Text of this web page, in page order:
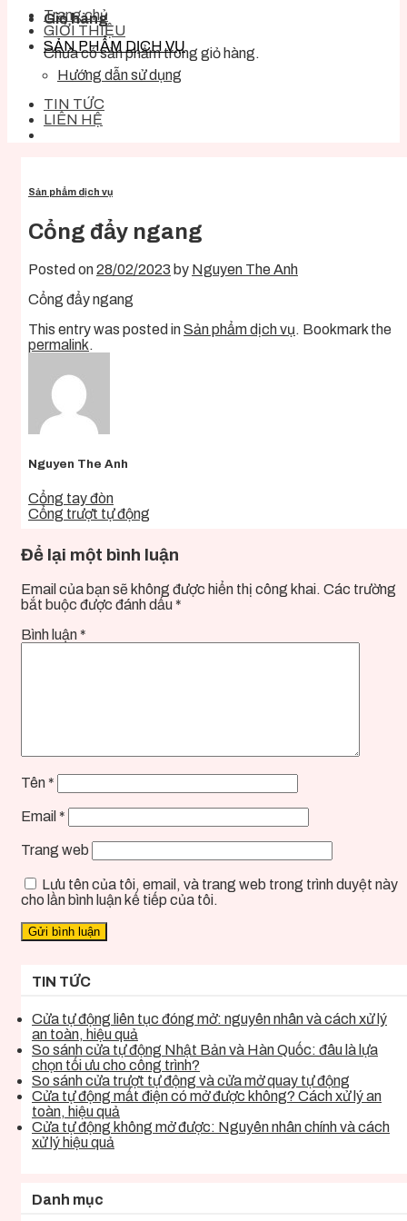
Giỏ hàng
Chưa có sản phẩm trong giỏ hàng.
Trang chủ
GIỚI THIỆU
SẢN PHẨM DỊCH VỤ
Hướng dẫn sử dụng
TIN TỨC
LIÊN HỆ
Sản phẩm dịch vụ
Cổng đẩy ngang
Posted on28/02/2023 by Nguyen The Anh
Cổng đẩy ngang
This entry was posted inSản phẩm dịch vụ. Bookmark the
permalink.
Nguyen The Anh
Cổng tay đòn
Cổng trượt tự động
Để lại một bình luận
Email của bạn sẽ không được hiển thị công khai. Các trường
bắt buộc được đánh dấu *
Bình luận *
Tên *
Email *
Trang web
Lưu tên của tôi, email, và trang web trong trình duyệt này
cho lần bình luận kế tiếp của tôi.
TIN TỨC
Cửa tự động liên tục đóng mở: nguyên nhân và cách xử lý
an toàn, hiệu quả
So sánh cửa tự động Nhật Bản và Hàn Quốc: đâu là lựa
chọn tối ưu cho công trình?
So sánh cửa trượt tự động và cửa mở quay tự động
Cửa tự động mất điện có mở được không? Cách xử lý an
toàn, hiệu quả
Cửa tự động không mở được: Nguyên nhân chính và cách
xử lý hiệu quả
Danh mục